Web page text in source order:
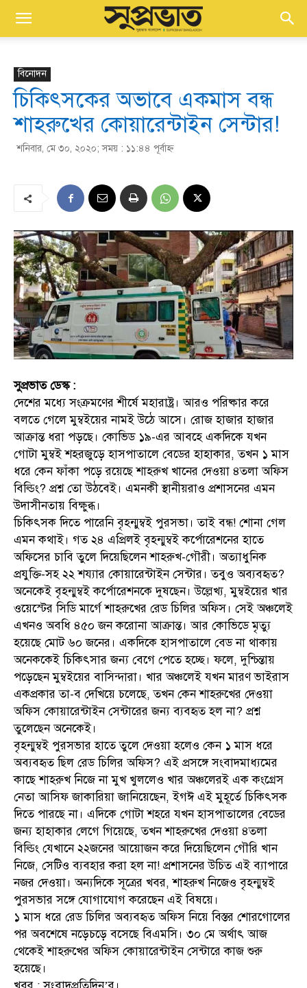
বিনোদন
চিকিৎসকের অভাবে একমাস বন্ধ
শাহরুখের কোয়ারেন্টাইন সেন্টার!
শনিবার, মে ৩০, ২০২০; সময় : ১১:৪৪ পূর্বাহ্ণ
সুপ্রভাত ডেস্ক :
দেশের মধ্যে সংক্রমণের শীর্ষে মহারাষ্ট্র। আরও পরিষ্কার করে
বলতে গেলে মুম্বইয়ের নামই উঠে আসে। রোজ হাজার হাজার
আক্রান্ত ধরা পড়ছে। কোভিড ১৯-এর আবহে একদিকে যখন
গোটা মুম্বই শহরজুড়ে হাসপাতালে বেডের হাহাকার, তখন ১ মাস
ধরে কেন ফাঁকা পড়ে রয়েছে শাহরুখ খানের দেওয়া ৪তলা অফিস
বিল্ডিং? প্রশ্ন তো উঠবেই। এমনকী স্থানীয়রাও প্রশাসনের এমন
উদাসীনতায় বিক্ষুব্ধ।
চিকিৎসক দিতে পারেনি বৃহন্মুম্বই পুরসভা। তাই বন্ধ! শোনা গেল
এমন কথাই। গত ২৪ এপ্রিলই বৃহন্মুম্বই কর্পোরেশনের হাতে
অফিসের চাবি তুলে দিয়েছিলেন শাহরুখ-গৌরী। অত্যাধুনিক
প্রযুক্তি-সহ ২২ শয্যার কোয়ারেন্টাইন সেন্টার। তবুও অব্যবহৃত?
অনেকেই বৃহন্মুম্বই কর্পোরেশনকে দুষছেন। উল্লেখ্য, মুম্বইয়ের খার
ওয়েস্টের সিডি মার্গে শাহরুখের রেড চিলির অফিস। সেই অঞ্চলেই
এখনও অবধি ৪৫০ জন করোনা আক্রান্ত। আর কোভিডে মৃত্যু
হয়েছে মোট ৬০ জনের। একদিকে হাসপাতালে বেড না থাকায়
অনেককেই চিকিৎসার জন্য বেগে পেতে হচ্ছে। ফলে, দুশ্চিন্তায়
পড়েছেন মুম্বইয়ের বাসিন্দারা। খার অঞ্চলেই যখন মারণ ভাইরাস
একপ্রকার তা-ব দেখিয়ে চলেছে, তখন কেন শাহরুখের দেওয়া
অফিস কোয়ারেন্টাইন সেন্টারের জন্য ব্যবহৃত হল না? প্রশ্ন
তুলেছেন অনেকেই।
বৃহন্মুম্বই পুরসভার হাতে তুলে দেওয়া হলেও কেন ১ মাস ধরে
অব্যবহৃত ছিল রেড চিলির অফিস? এই প্রসঙ্গে সংবাদমাধ্যমের
কাছে শাহরুখ নিজে না মুখ খুললেও খার অঞ্চলেরই এক কংগ্রেস
নেতা আসিফ জাকারিয়া জানিয়েছেন, ইগঈ এই মুহূর্তে চিকিৎসক
দিতে পারছে না। এদিকে গোটা শহরে যখন হাসপাতালের বেডের
জন্য হাহাকার লেগে গিয়েছে, তখন শাহরুখের দেওয়া ৪তলা
বিল্ডিং যেখানে ২২জনের আয়োজন করে দিয়েছিলেন গৌরি খান
নিজে, সেটিও ব্যবহার করা হল না! প্রশাসনের উচিত এই ব্যাপারে
নজর দেওয়া। অন্যদিকে সূত্রের খবর, শাহরুখ নিজেও বৃহন্মুম্বই
পুরসভার সঙ্গে যোগাযোগ করেছেন এই বিষয়ে।
১ মাস ধরে রেড চিলির অব্যবহৃত অফিস নিয়ে বিস্তর শোরগোলের
পর অবশেষে নড়েচড়ে বসেছে বিএমসি। ৩০ মে অর্থাৎ আজ
থেকেই শাহরুখের অফিস কোয়ারেন্টাইন সেন্টারে কাজ শুরু
হয়েছে।